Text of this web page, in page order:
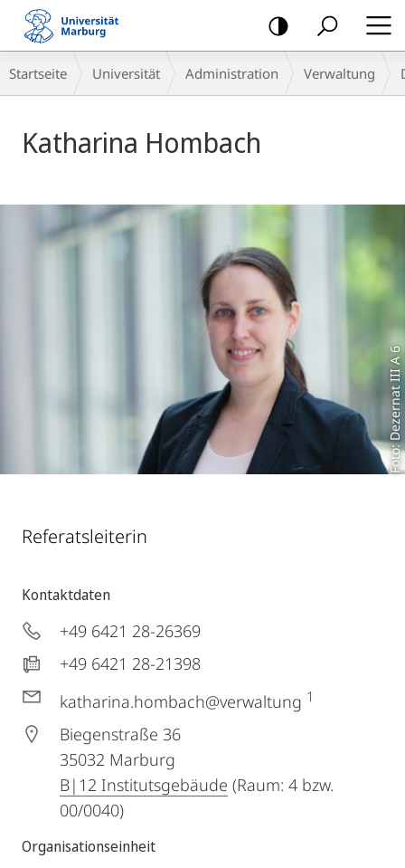
Mobile-
Navigation
Breadcrumb-
Navigation
Startseite Universität Administration Verwaltung
Katharina Hombach
Foto: Dezernat III A 6
Referatsleiterin
Kontaktdaten
+49 6421 28-26369
+49 6421 28-21398
katharina.hombach@verwaltung 1
Biegenstraße 36
35032 Marburg
B|12 Institutsgebäude (Raum: 4 bzw.
00/0040)
Organisationseinheit